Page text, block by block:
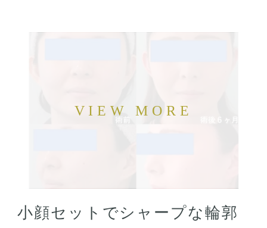
小顔セットでシャープな輪郭